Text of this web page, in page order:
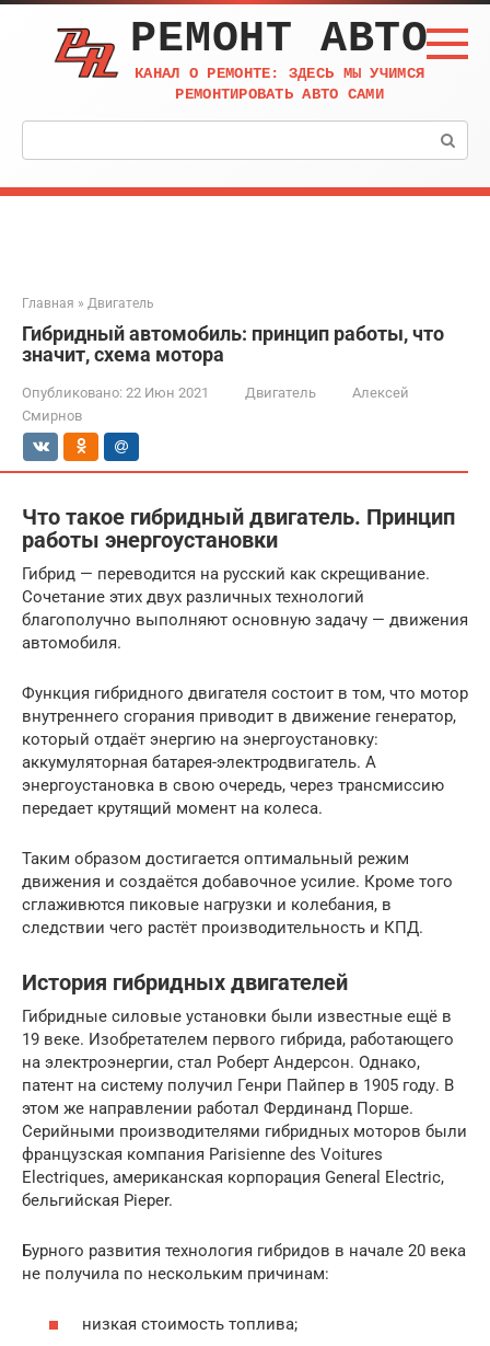
Перейти
контенту
РЕМОНТ АВТО
КАНАЛ О РЕМОНТЕ: ЗДЕСЬ МЫ УЧИМСЯ
РЕМОНТИРОВАТЬ АВТО САМИ
Поиск:
Главная » Двигатель
Гибридный автомобиль: принцип работы, что
значит, схема мотора
Опубликовано: 22 Июн 2021 Двигатель
Алексей
Смирнов
Что такое гибридный двигатель. Принцип
работы энергоустановки
Гибрид — переводится на русский как скрещивание.
Сочетание этих двух различных технологий
благополучно выполняют основную задачу — движения
автомобиля.
Функция гибридного двигателя состоит в том, что мотор
внутреннего сгорания приводит в движение генератор,
который отдаёт энергию на энергоустановку:
аккумуляторная батарея-электродвигатель. А
энергоустановка в свою очередь, через трансмиссию
передает крутящий момент на колеса.
Таким образом достигается оптимальный режим
движения и создаётся добавочное усилие. Кроме того
сглаживются пиковые нагрузки и колебания, в
следствии чего растёт производительность и КПД.
История гибридных двигателей
Гибридные силовые установки были известные ещё в
19 веке. Изобретателем первого гибрида, работающего
на электроэнергии, стал Роберт Андерсон. Однако,
патент на систему получил Генри Пайпер в 1905 году. В
этом же направлении работал Фердинанд Порше.
Серийными производителями гибридных моторов были
французская компания Parisienne des Voitures
Electriques, американская корпорация General Electric,
бельгийская Pieper.
Бурного развития технология гибридов в начале 20 века
не получила по нескольким причинам:
низкая стоимость топлива;